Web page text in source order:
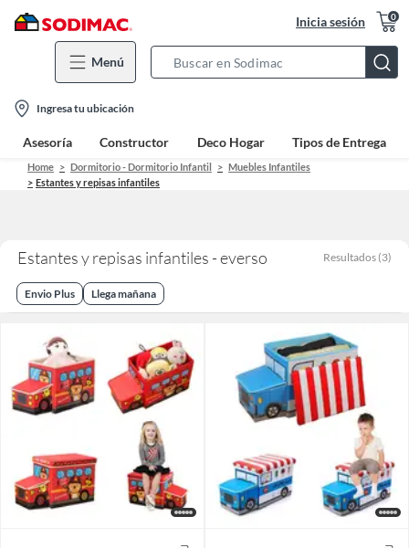
Inicia sesión 0
Menú
Bar
location-
icon
Ingresa tu ubicación
Asesoría Constructor Deco Hogar Tipos de Entrega
Home Dormitorio - Dormitorio Infantil
Muebles Infantiles
Estantes y repisas infantiles
Estantes y repisas infantiles - everso Resultados (3)
Envio Plus Llega mañana